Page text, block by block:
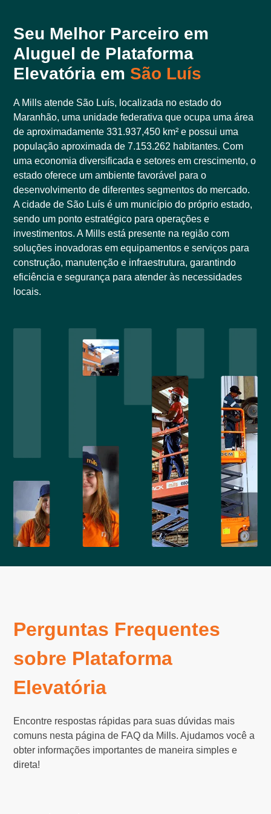
Seu Melhor Parceiro em
Aluguel de Plataforma
Elevatória em São Luís
A Mills atende São Luís, localizada no estado do
Maranhão, uma unidade federativa que ocupa uma área
de aproximadamente 331.937,450 km² e possui uma
população aproximada de 7.153.262 habitantes. Com
uma economia diversificada e setores em crescimento, o
estado oferece um ambiente favorável para o
desenvolvimento de diferentes segmentos do mercado.
A cidade de São Luís é um município do próprio estado,
sendo um ponto estratégico para operações e
investimentos. A Mills está presente na região com
soluções inovadoras em equipamentos e serviços para
construção, manutenção e infraestrutura, garantindo
eficiência e segurança para atender às necessidades
locais.
Perguntas Frequentes
sobre Plataforma
Elevatória
Encontre respostas rápidas para suas dúvidas mais
comuns nesta página de FAQ da Mills. Ajudamos você a
obter informações importantes de maneira simples e
direta!